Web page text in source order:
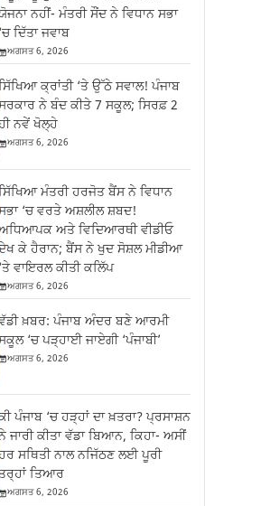
ਨਹੀਂ- ਮੰਤਰੀ ਸੌਂਦ ਨੇ ਵਿਧਾਨ ਸਭਾ
ਦਿੱਤਾ ਜਵਾਬ
ਅਗਸਤ 6, 2026
ਕ੍ਰਾਂਤੀ ‘ਤੇ ਉੱਠੇ ਸਵਾਲ! ਪੰਜਾਬ
ਨੇ ਬੰਦ ਕੀਤੇ 7 ਸਕੂਲ; ਸਿਰਫ਼ 2
ਨਵੇਂ ਖੋਲ੍ਹੇ
ਅਗਸਤ 6, 2026
ਮੰਤਰੀ ਹਰਜੋਤ ਬੈਂਸ ਨੇ ਵਿਧਾਨ
‘ਚ ਵਰਤੇ ਅਸ਼ਲੀਲ ਸ਼ਬਦ!
ਅਤੇ ਵਿਦਿਆਰਥੀ ਵੀਡੀਓ
ਕੇ ਹੈਰਾਨ; ਬੈਂਸ ਨੇ ਖੁਦ ਸੋਸ਼ਲ ਮੀਡੀਆ
‘ਤੇ ਵਾਇਰਲ ਕੀਤੀ ਕਲਿੱਪ
ਅਗਸਤ 6, 2026
ਖ਼ਬਰ: ਪੰਜਾਬ ਅੰਦਰ ਬਣੇ ਆਰਮੀ
‘ਚ ਪੜ੍ਹਾਈ ਜਾਏਗੀ ‘ਪੰਜਾਬੀ’
ਅਗਸਤ 6, 2026
ਪੰਜਾਬ ‘ਚ ਹੜ੍ਹਾਂ ਦਾ ਖ਼ਤਰਾ? ਪ੍ਰਸਾਸ਼ਨ
ਜਾਰੀ ਕੀਤਾ ਵੱਡਾ ਬਿਆਨ, ਕਿਹਾ- ਅਸੀਂ
ਸਥਿਤੀ ਨਾਲ ਨਜਿੱਠਣ ਲਈ ਪੂਰੀ
ਤਿਆਰ
ਅਗਸਤ 6, 2026